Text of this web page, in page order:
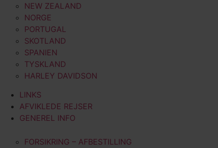
NEW ZEALAND
NORGE
PORTUGAL
SKOTLAND
SPANIEN
TYSKLAND
HARLEY DAVIDSON
LINKS
AFVIKLEDE REJSER
GENEREL INFO
FORSIKRING – AFBESTILLING